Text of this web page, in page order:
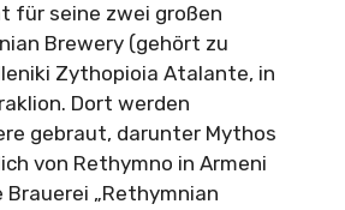
für seine zwei großen
Brewery (gehört zu
Zythopioia Atalante, in
Dort werden
gebraut, darunter Mythos
von Rethymno in Armeni
„Rethymnian